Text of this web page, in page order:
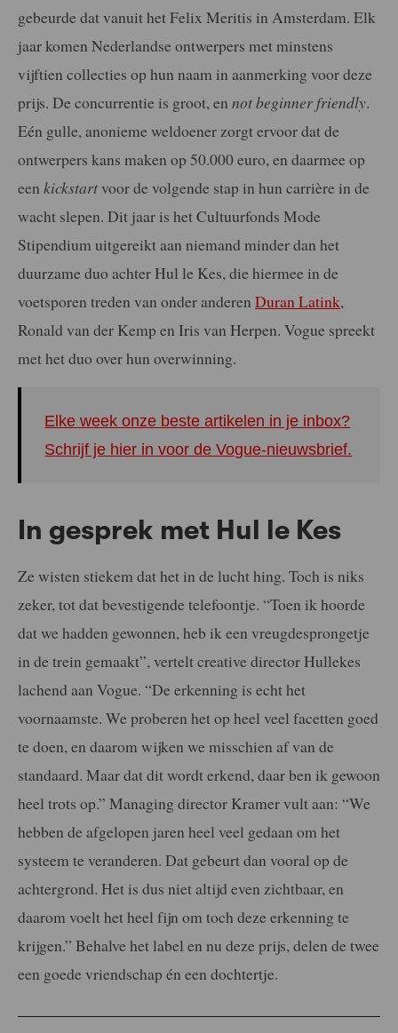
gebeurde dat vanuit het Felix Meritis in Amsterdam. Elk
jaar komen Nederlandse ontwerpers met minstens
vijftien collecties op hun naam in aanmerking voor deze
prijs. De concurrentie is groot, en not beginner friendly.
Eén gulle, anonieme weldoener zorgt ervoor dat de
ontwerpers kans maken op 50.000 euro, en daarmee op
een kickstartvoor de volgende stap in hun carrière in de
wacht slepen. Dit jaar is het Cultuurfonds Mode
Stipendium uitgereikt aan niemand minder dan het
duurzame duo achter Hul le Kes, die hiermee in de
voetsporen treden van onder anderen Duran Latink,
Ronald van der Kemp en Iris van Herpen. Vogue spreekt
met het duo over hun overwinning.
Elke week onze beste artikelen in je inbox?
Schrijf je hier in voor de Vogue-nieuwsbrief.
In gesprek met Hul le Kes
Ze wisten stiekem dat het in de lucht hing. Toch is niks
zeker, tot dat bevestigende telefoontje. “Toen ik hoorde
dat we hadden gewonnen, heb ik een vreugdesprongetje
in de trein gemaakt”, vertelt creative director Hullekes
lachend aan Vogue. “De erkenning is echt het
voornaamste. We proberen het op heel veel facetten goed
te doen, en daarom wijken we misschien af van de
standaard. Maar dat dit wordt erkend, daar ben ik gewoon
heel trots op.” Managing director Kramer vult aan: “We
hebben de afgelopen jaren heel veel gedaan om het
systeem te veranderen. Dat gebeurt dan vooral op de
achtergrond. Het is dus niet altijd even zichtbaar, en
daarom voelt het heel fijn om toch deze erkenning te
krijgen.” Behalve het label en nu deze prijs, delen de twee
een goede vriendschap én een dochtertje.